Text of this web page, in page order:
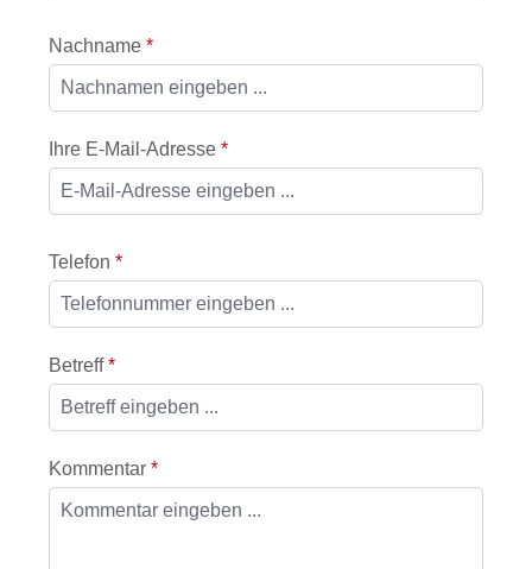
Nachname *
Ihre E-Mail-Adresse *
Telefon *
Betreff*
Kommentar *